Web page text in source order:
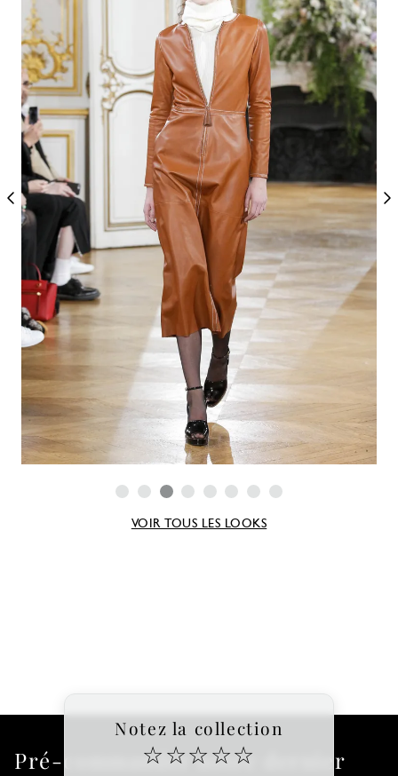
VOIR TOUS LES LOOKS
Notez la collection
☆ ☆☆ ☆☆
Pré-commander notre dernier